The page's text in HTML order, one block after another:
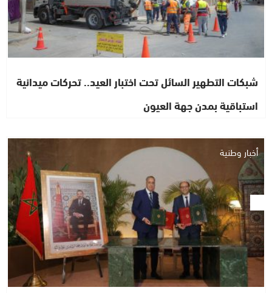
شبكات التطهير السائل تحت اختبار العيد.. تحركات ميدانية
استباقية بمدن جهة العيون
أخبار وطنية